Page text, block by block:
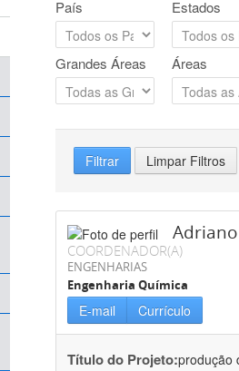
País Estados
Grandes Áreas Áreas
Filtrar Limpar Filtros
COORDENADOR(A)
ENGENHARIAS
Engenharia Química
E-mail Currículo
Título do Projeto:produção